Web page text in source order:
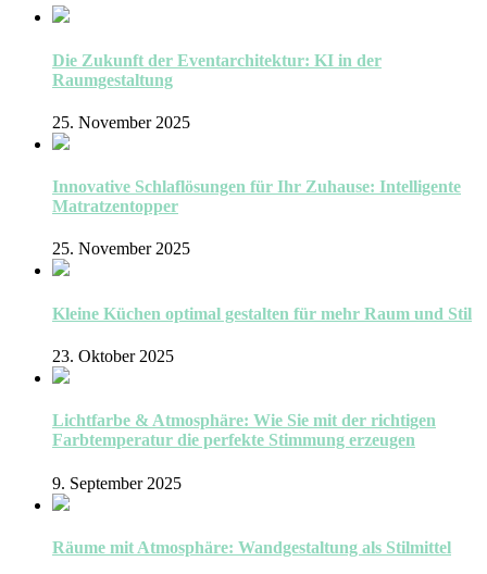
Die Zukunft der Eventarchitektur: KI in der
Raumgestaltung
25. November 2025
Innovative Schlaflösungen für Ihr Zuhause: Intelligente
Matratzentopper
25. November 2025
Kleine Küchen optimal gestalten für mehr Raum und Stil
23. Oktober 2025
Lichtfarbe & Atmosphäre: Wie Sie mit der richtigen
Farbtemperatur die perfekte Stimmung erzeugen
9. September 2025
Räume mit Atmosphäre: Wandgestaltung als Stilmittel